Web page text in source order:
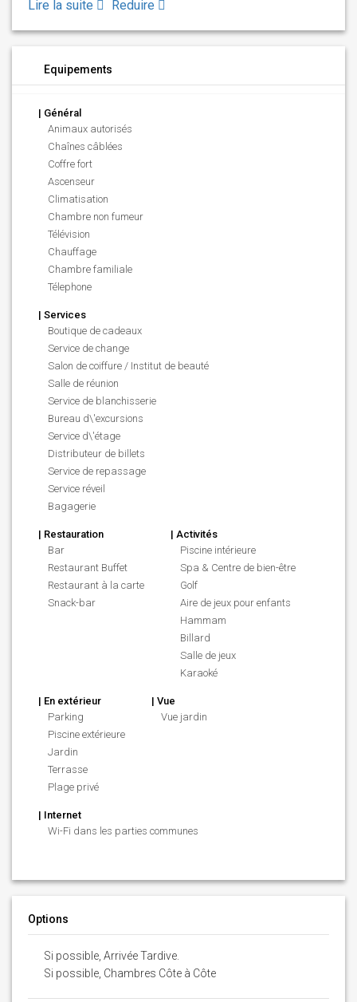
Lire la suite Reduire
Equipements
| Général
Animaux autorisés
Chaînes câblées
Coffre fort
Ascenseur
Climatisation
Chambre non fumeur
Télévision
Chauffage
Chambre familiale
Télephone
| Services
Boutique de cadeaux
Service de change
Salon de coiffure / Institut de beauté
Salle de réunion
Service de blanchisserie
Bureau d\'excursions
Service d\'étage
Distributeur de billets
Service de repassage
Service réveil
Bagagerie
| Restauration
Bar
Restaurant Buffet
Restaurant à la carte
Snack-bar
| Activités
Piscine intérieure
Spa & Centre de bien-être
Golf
Aire de jeux pour enfants
Hammam
Billard
Salle de jeux
Karaoké
| En extérieur
Parking
Piscine extérieure
Jardin
Terrasse
Plage privé
| Vue
Vue jardin
| Internet
Wi-Fi dans les parties communes
Options
Si possible, Arrivée Tardive.
Si possible, Chambres Côte à Côte